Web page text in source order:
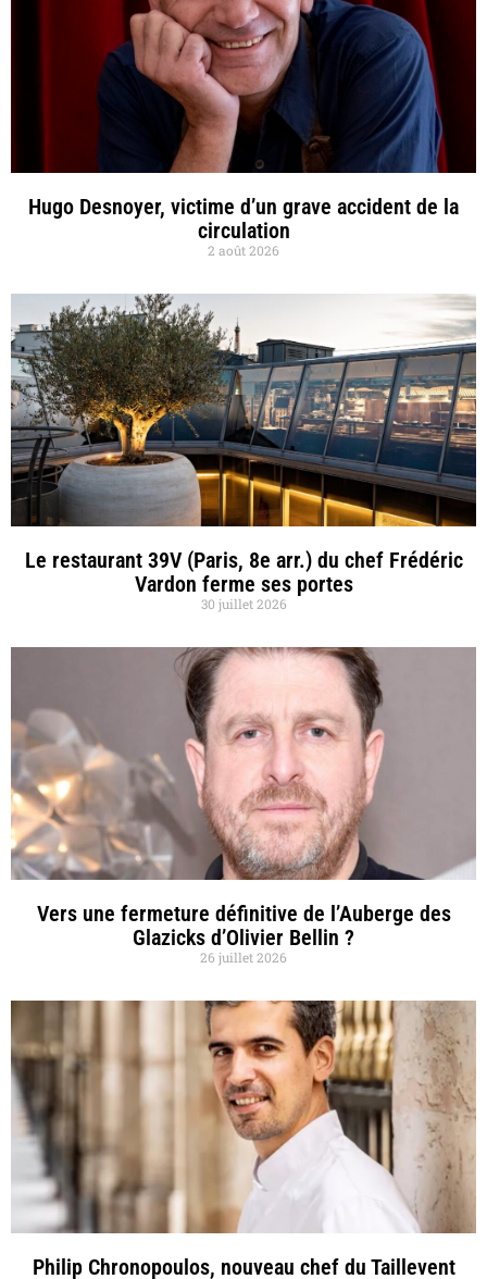
Hugo Desnoyer, victime d’un grave accident de la
circulation
2 août 2026
Le restaurant 39V (Paris, 8e arr.) du chef Frédéric
Vardon ferme ses portes
30 juillet 2026
Vers une fermeture définitive de l’Auberge des
Glazicks d’Olivier Bellin ?
26 juillet 2026
Philip Chronopoulos, nouveau chef du Taillevent